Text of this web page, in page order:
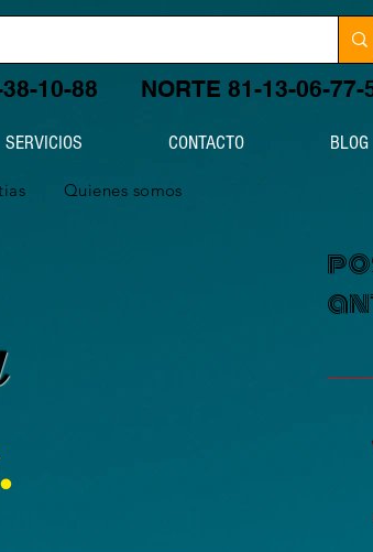
10-88 NORTE 81-13-06-77-
SERVICIOS CONTACTO BLOG
Quienes somos